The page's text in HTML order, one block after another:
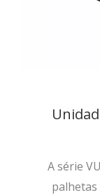
A série
palhetas